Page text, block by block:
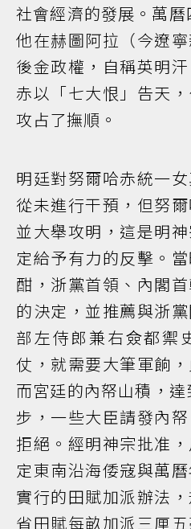
社會經濟的發展。萬曆
他在赫圖阿拉（今遼
後金政權，自稱英明
赤以「七大恨」告天
攻占了撫順。
明廷對努爾哈赤統一
從未進行干預，但努
並大舉攻明，這是明
定給予有力的反擊。
酣，浙黨首領、內閣
的決定，並推薦與浙
部左侍郎兼右僉都禦
仗，就需要大筆軍餉
而宮廷的內帑山積，
步，一些大臣請發內
拒絕。經明神宗批准
定東南沿海倭寇與萬
實行的田賦加派辦法
省田賦每畝加派三厘